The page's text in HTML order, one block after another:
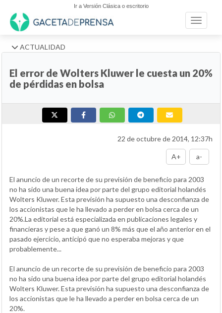
Ir a Versión Clásica o escritorio
Toggle
ACTUALIDAD
El error de Wolters Kluwer le cuesta un 20%
de pérdidas en bolsa
22 de octubre de 2014, 12:37h
A+ a-
El anuncio de un recorte de su previsión de beneficio para 2003
no ha sido una buena idea por parte del grupo editorial holandés
Wolters Kluwer. Esta previsión ha supuesto una desconfianza de
los accionistas que le ha llevado a perder en bolsa cerca de un
20%.La editorial está especializada en publicaciones legales y
financieras y pese a que ganó un 8% más que el año anterior en el
pasado ejercicio, anticipó que no esperaba mejoras y que
probablemente...
El anuncio de un recorte de su previsión de beneficio para 2003
no ha sido una buena idea por parte del grupo editorial holandés
Wolters Kluwer. Esta previsión ha supuesto una desconfianza de
los accionistas que le ha llevado a perder en bolsa cerca de un
20%.